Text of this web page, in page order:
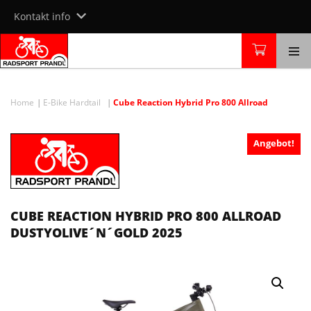
content
Kontakt info
Home E-Bike Hardtail Cube Reaction Hybrid Pro 800 Allroad
Angebot!
CUBE REACTION HYBRID PRO 800 ALLROAD
DUSTYOLIVE´N´GOLD 2025